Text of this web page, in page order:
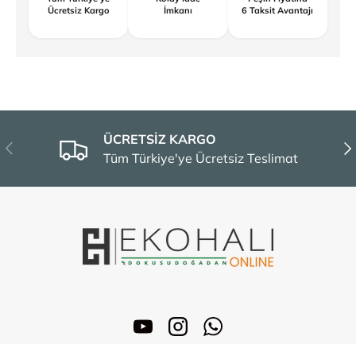
Ücretsiz Kargo
İmkanı
6 Taksit Avantajı
Önceki
ÜCRETSİZ KARGO
Tüm Türkiye'ye Ücretsiz Teslimat
YouTubeInstagramWhatsApp